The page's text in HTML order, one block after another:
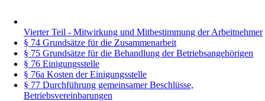
Vierter Teil - Mitwirkung und Mitbestimmung der Arbeitnehmer
§ 74 Grundsätze für die Zusammenarbeit
§ 75 Grundsätze für die Behandlung der Betriebsangehörigen
§ 76 Einigungsstelle
§ 76a Kosten der Einigungsstelle
§ 77 Durchführung gemeinsamer Beschlüsse,
Betriebsvereinbarungen